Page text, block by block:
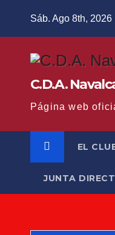
Sáb. Ago 8th, 2026
C.D.A.
Página web
EL
JUNTA